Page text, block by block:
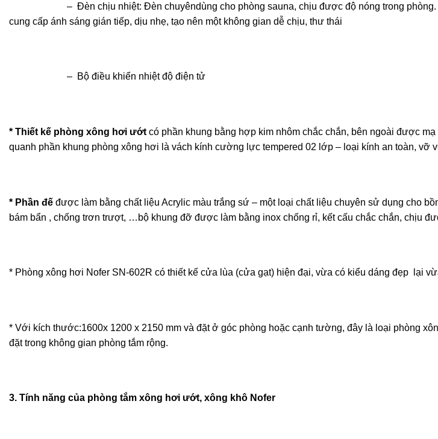
– Đèn chịu nhiệt: Đèn chuyêndùng cho phòng sauna, chịu được độ nóng trong phòng.
cung cấp ánh sáng gián tiếp, dịu nhẹ, tạo nên một không gian dễ chịu, thư thái
– Bộ điều khiển nhiệt độ điện tử
* Thiết kế phòng xông hơi ướt có phần khung bằng hợp kim nhôm chắc chắn, bên ngoài được
quanh phần khung phòng xông hơi là vách kính cường lực tempered 02 lớp – loại kính an toàn, vỡ
* Phần đế được làm bằng chất liệu Acrylic màu trắng sứ – một loại chất liệu chuyên sử dụng cho
bám bẩn , chống trơn trượt, …bộ khung đỡ được làm bằng inox chống rỉ, kết cấu chắc chắn, chịu
* Phòng xông hơi Nofer SN-602R có thiết kế cửa lùa (cửa gạt) hiện đại, vừa có kiểu dáng đẹp lại
* Với kích thước:1600x 1200 x 2150 mm và đặt ở góc phòng hoặc cạnh tường, đây là loại phòng
đặt trong không gian phòng tắm rộng.
3. Tính năng của phòng tắm xông hơi ướt, xông khô Nofer